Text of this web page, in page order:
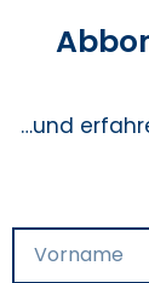
…und